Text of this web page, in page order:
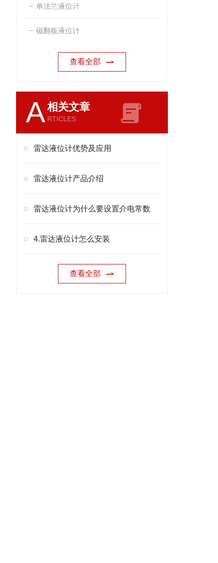
单法兰液位计
磁翻板液位计
查看全部
A相关文章
RTICLES
雷达液位计优势及应用
雷达液位计产品介绍
雷达液位计为什么要设置介电常数
4.雷达液位计怎么安装
查看全部